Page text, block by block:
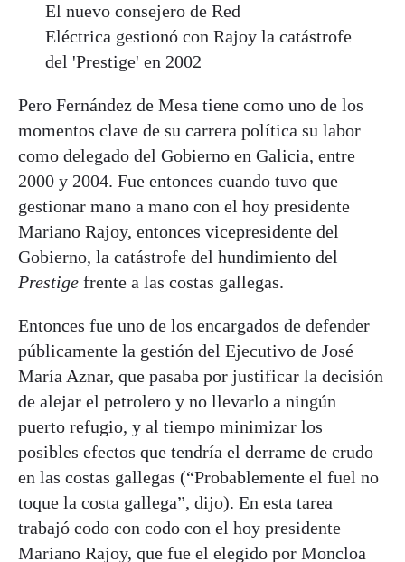
El nuevo consejero de Red
Eléctrica gestionó con Rajoy la catástrofe
del 'Prestige' en 2002
Pero Fernández de Mesa tiene como uno de los
momentos clave de su carrera política su labor
como delegado del Gobierno en Galicia, entre
2000 y 2004. Fue entonces cuando tuvo que
gestionar mano a mano con el hoy presidente
Mariano Rajoy, entonces vicepresidente del
Gobierno, la catástrofe del hundimiento del
Prestige frente a las costas gallegas.
Entonces fue uno de los encargados de defender
públicamente la gestión del Ejecutivo de José
María Aznar, que pasaba por justificar la decisión
de alejar el petrolero y no llevarlo a ningún
puerto refugio, y al tiempo minimizar los
posibles efectos que tendría el derrame de crudo
en las costas gallegas (“Probablemente el fuel no
toque la costa gallega”, dijo). En esta tarea
trabajó codo con codo con el hoy presidente
Mariano Rajoy, que fue el elegido por Moncloa